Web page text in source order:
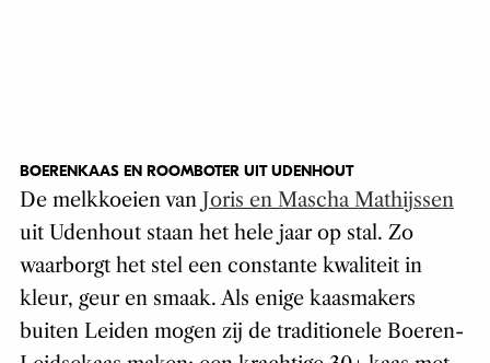
BOERENKAAS EN ROOMBOTER UIT UDENHOUT
De melkkoeien van Joris en Mascha Mathijssen
uit Udenhout staan het hele jaar op stal. Zo
waarborgt het stel een constante kwaliteit in
kleur, geur en smaak. Als enige kaasmakers
buiten Leiden mogen zij de traditionele Boeren-